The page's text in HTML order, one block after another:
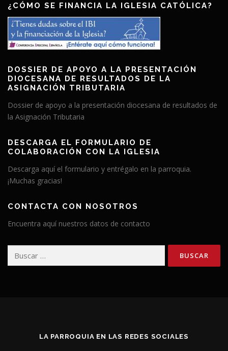
¿CÓMO SE FINANCIA LA IGLESIA CATÓLICA?
DOSSIER DE APOYO A LA PRESENTACIÓN
DIOCESANA DE RESULTADOS DE LA
ASIGNACIÓN TRIBUTARIA
Dossier de apoyo a la presentación diocesana de resultados de
la Asignación Tributaria
DESCARGA EL FORMULARIO DE
COLABORACIÓN CON LA IGLESIA
Descarga aquí el formulario y entrégalo en la parroquia.
¡Muchas gracias!
CONTACTA CON NOSOTROS
Encuentra aquí nuestros datos de contacto
LA PARROQUIA EN LAS REDES SOCIALES